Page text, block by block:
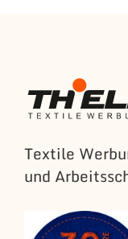
Textile
und